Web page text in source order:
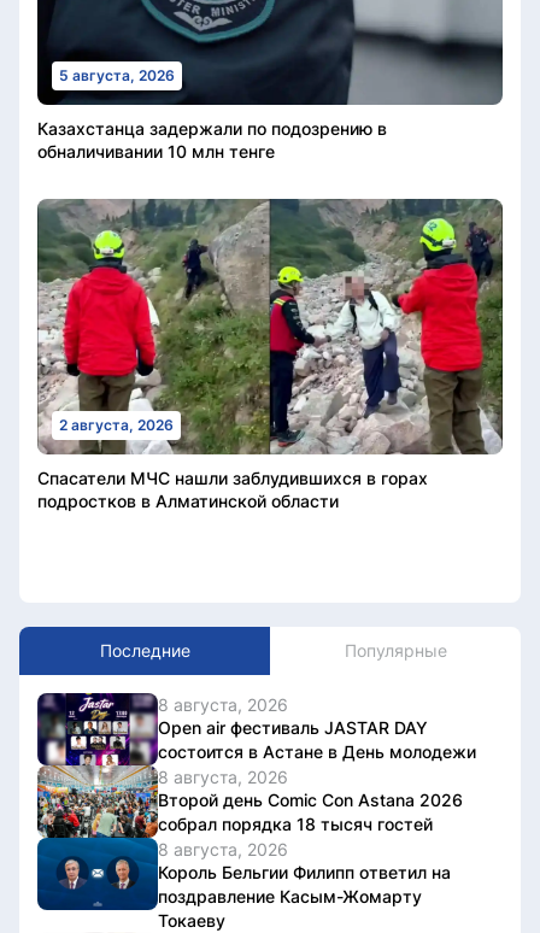
5 августа, 2026
Казахстанца задержали по подозрению в
обналичивании 10 млн тенге
2 августа, 2026
Спасатели МЧС нашли заблудившихся в горах
подростков в Алматинской области
Последние Популярные
8 августа, 2026
Open air фестиваль JASTAR DAY
состоится в Астане в День молодежи
8 августа, 2026
Второй день Comic Con Astana 2026
собрал порядка 18 тысяч гостей
8 августа, 2026
Король Бельгии Филипп ответил на
поздравление Касым-Жомарту
Токаеву